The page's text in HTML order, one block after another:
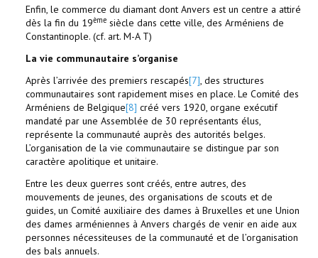
Enfin, le commerce du diamant dont Anvers est un centre a attiré
dès la fin du 19ème siècle dans cette ville, des Arméniens de
Constantinople. (cf. art. M-A T)
La vie communautaire s’organise
Après l’arrivée des premiers rescapés[7], des structures
communautaires sont rapidement mises en place. Le Comité des
Arméniens de Belgique[8] créé vers 1920, organe exécutif
mandaté par une Assemblée de 30 représentants élus,
représente la communauté auprès des autorités belges.
L’organisation de la vie communautaire se distingue par son
caractère apolitique et unitaire.
Entre les deux guerres sont créés, entre autres, des
mouvements de jeunes, des organisations de scouts et de
guides, un Comité auxiliaire des dames à Bruxelles et une Union
des dames arméniennes à Anvers chargés de venir en aide aux
personnes nécessiteuses de la communauté et de l’organisation
des bals annuels.